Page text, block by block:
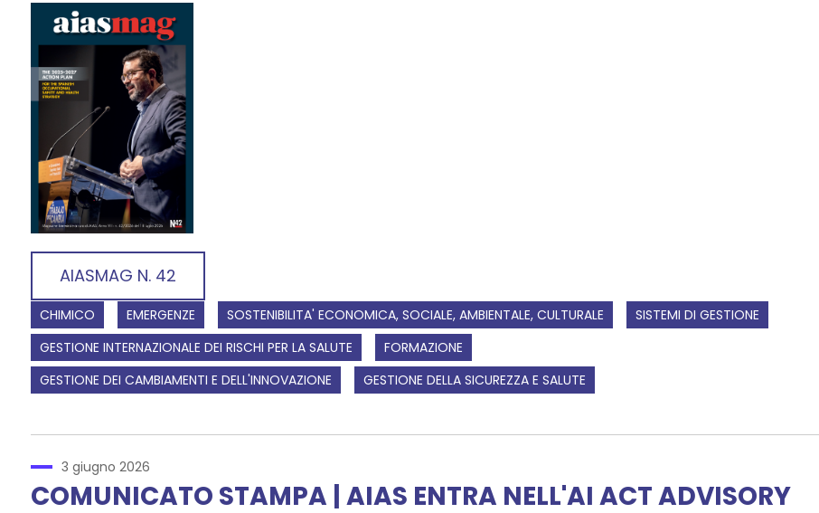
AIASMAG N. 42
CHIMICO EMERGENZE SOSTENIBILITA' ECONOMICA, SOCIALE, AMBIENTALE, CULTURALE
SISTEMI DI GESTIONE
GESTIONE INTERNAZIONALE DEI RISCHI PER LA SALUTE
FORMAZIONE
GESTIONE DEI CAMBIAMENTI E DELL'INNOVAZIONE
GESTIONE DELLA SICUREZZA E SALUTE
3 giugno 2026
COMUNICATO STAMPA | AIAS ENTRA NELL'AI ACT ADVISORY